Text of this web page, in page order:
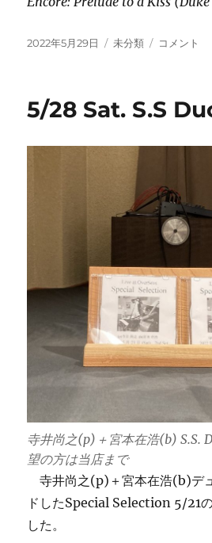
投
2022年5月29日
カ
ー
未分類
5/28
之
浩
SS-
DUO
今
の
曲
目
コメント
5/28 Sat. S.S
寺井尚之(p)＋宮本在浩(b) S.S.
望の方は当店まで
寺井尚之(p)＋宮本在浩(b)デ
ドしたSpecial Selection 5/21
した。